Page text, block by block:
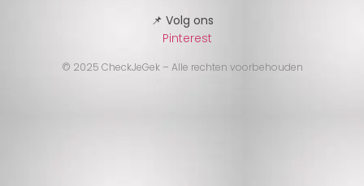
📌 Volg ons
Pinterest
© 2025 CheckJeGek – Alle rechten voorbehouden